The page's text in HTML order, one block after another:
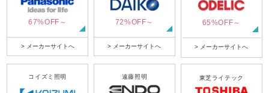
67%OFF～
> メーカーサイトへ
72%OFF～
> メーカーサイトへ
65%OFF～
> メーカーサイトへ
コイズミ照明 遠藤照明 東芝ライテック